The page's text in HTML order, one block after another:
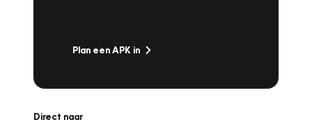
Plan een APK in
Direct naar